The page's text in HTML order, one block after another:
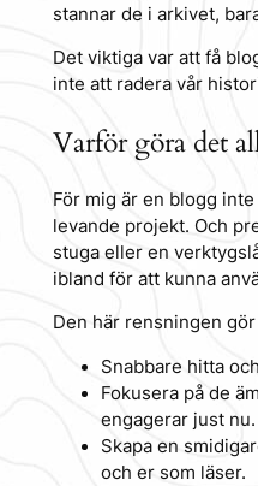
stannar de i arkivet,
Det viktiga var att få
inte att radera vår
Varför göra det
För mig är en blogg
levande projekt. Och
stuga eller en
ibland för att kunna
Den här rensningen
Snabbare hitta
Fokusera på de
engagerar just nu.
Skapa en
och er som läser.